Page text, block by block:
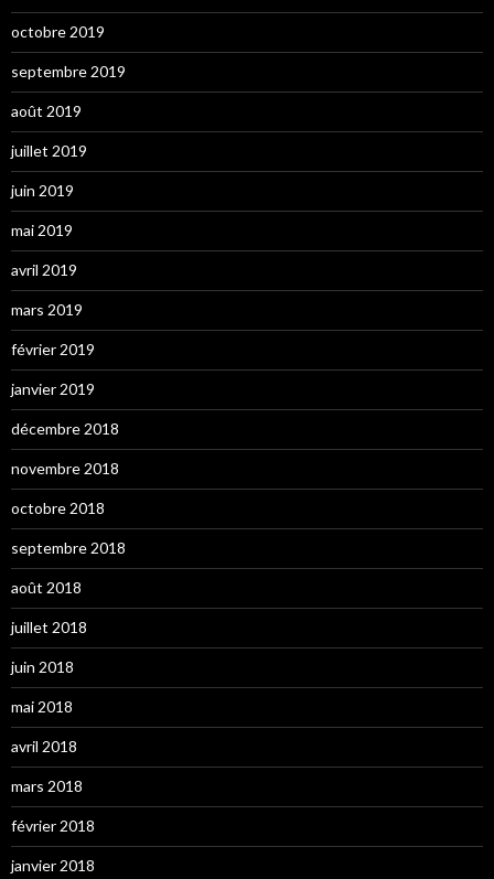
octobre 2019
septembre 2019
août 2019
juillet 2019
juin 2019
mai 2019
avril 2019
mars 2019
février 2019
janvier 2019
décembre 2018
novembre 2018
octobre 2018
septembre 2018
août 2018
juillet 2018
juin 2018
mai 2018
avril 2018
mars 2018
février 2018
janvier 2018